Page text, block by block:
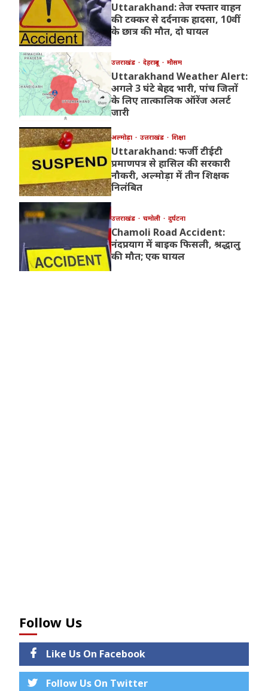
Uttarakhand: तेज रफ्तार वाहन
की टक्कर से दर्दनाक हादसा, 10वीं
के छात्र की मौत, दो घायल
उत्तराखंड देहरादून मौसम
Uttarakhand Weather Alert:
अगले 3 घंटे बेहद भारी, पांच जिलों
के लिए तात्कालिक ऑरेंज अलर्ट
जारी
अल्मोड़ा उत्तराखंड शिक्षा
Uttarakhand: फर्जी टीईटी
प्रमाणपत्र से हासिल की सरकारी
नौकरी, अल्मोड़ा में तीन शिक्षक
निलंबित
उत्तराखंड चमोली दुर्घटना
Chamoli Road Accident:
नंदप्रयाग में बाइक फिसली, श्रद्धालु
की मौत; एक घायल
Follow Us
Like Us On Facebook
Follow Us On Twitter